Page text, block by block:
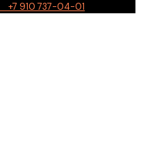
+7 910 737-04-01